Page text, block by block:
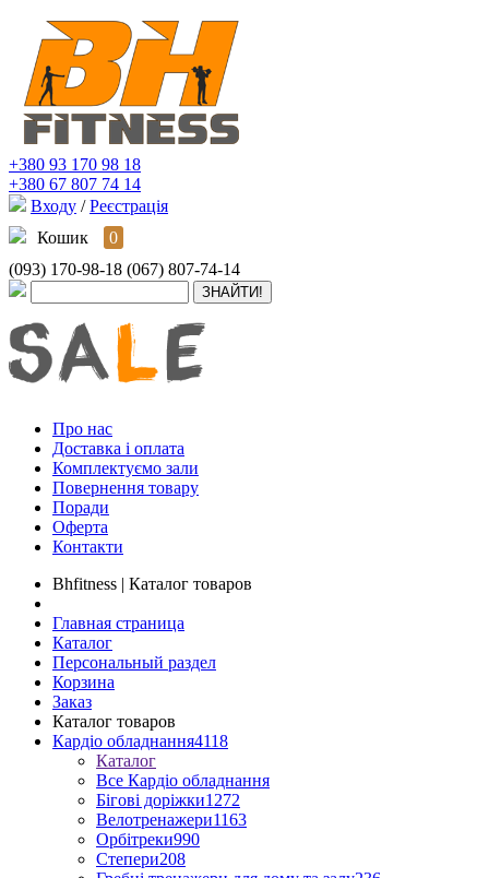
+380 93 170 98 18
+380 67 807 74 14
Входу / Реєстрація
Кошик
0
(093) 170-98-18 (067) 807-74-14
Про нас
Доставка і оплата
Комплектуємо зали
Повернення товару
Поради
Оферта
Контакти
Bhfitness | Каталог товаров
Главная страница
Каталог
Персональный раздел
Корзина
Заказ
Каталог товаров
Кардіо обладнання4118
Каталог
Все Кардіо обладнання
Бігові доріжки1272
Велотренажери1163
Орбітреки990
Степери208